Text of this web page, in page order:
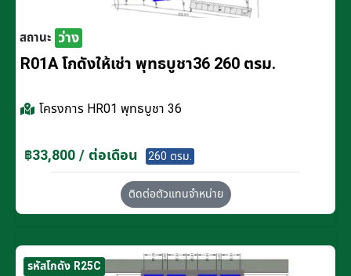
สถานะ ว่าง
R01A โกดังให้เช่า พุทธบูชา36 260 ตรม.
โครงการ HR01 พุทธบูชา 36
฿33,800 / ต่อเดือน 260 ตรม.
ติดต่อตัวแทนจำหน่าย
รหัสโกดัง R25C